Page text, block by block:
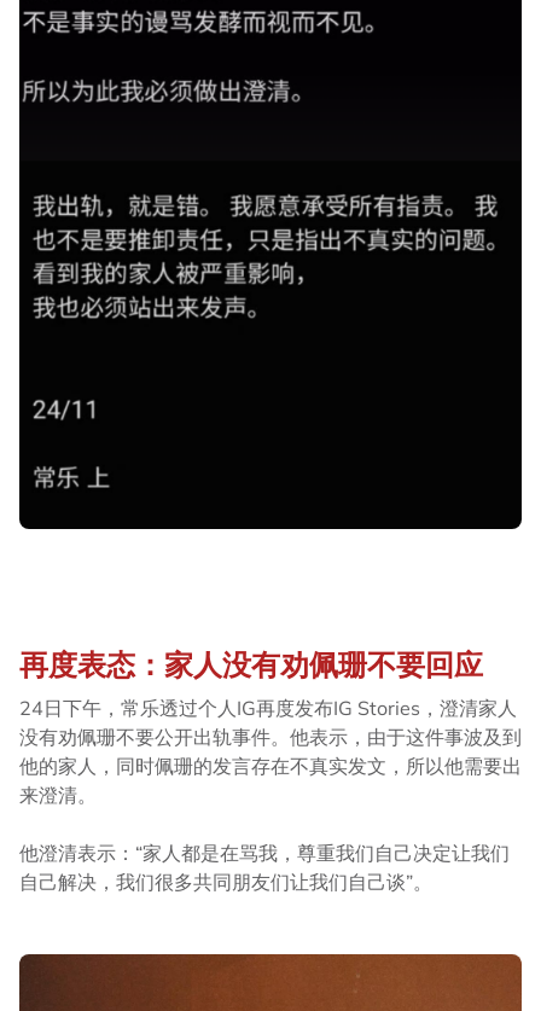
再度表态：家人没有劝佩珊不要回应
24日下午，常乐透过个人IG再度发布IG Stories，澄清家人
没有劝佩珊不要公开出轨事件。他表示，由于这件事波及到
他的家人，同时佩珊的发言存在不真实发文，所以他需要出
来澄清。
他澄清表示：“家人都是在骂我，尊重我们自己决定让我们
自己解决，我们很多共同朋友们让我们自己谈”。